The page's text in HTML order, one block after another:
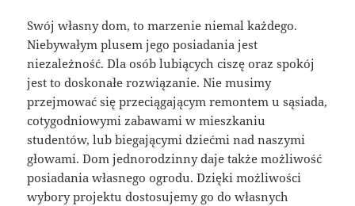
Swój własny dom, to marzenie niemal każdego.
Niebywałym plusem jego posiadania jest
niezależność. Dla osób lubiących ciszę oraz spokój
jest to doskonałe rozwiązanie. Nie musimy
przejmować się przeciągającym remontem u sąsiada,
cotygodniowymi zabawami w mieszkaniu
studentów, lub biegającymi dziećmi nad naszymi
głowami. Dom jednorodzinny daje także możliwość
posiadania własnego ogrodu. Dzięki możliwości
wybory projektu dostosujemy go do własnych